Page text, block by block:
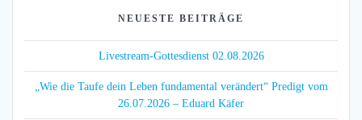
NEUESTE BEITRÄGE
Livestream-Gottesdienst 02.08.2026
„Wie die Taufe dein Leben fundamental verändert“ Predigt vom
26.07.2026 – Eduard Käfer